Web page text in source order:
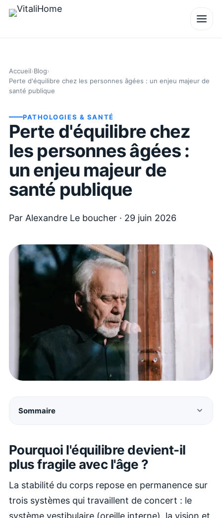
Accueil›Blog›
Perte d'équilibre chez les personnes âgées : un enjeu majeur de
santé publique
PATHOLOGIES & SANTÉ
Perte d'équilibre chez
les personnes âgées :
un enjeu majeur de
santé publique
Par Alexandre Le boucher · 29 juin 2026
Sommaire
Pourquoi l'équilibre devient-il
plus fragile avec l'âge ?
La stabilité du corps repose en permanence sur
trois systèmes qui travaillent de concert : le
système vestibulaire (oreille interne), la vision et